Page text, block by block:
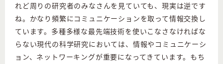
れど周りの研究者のみなさんを見ていても、現実は逆です
ね。かなり頻繁にコミュニケーションを取って情報交換し
ています。多種多様な最先端技術を使いこなさなければな
らない現代の科学研究においては、情報やコミュニケーシ
ョン、ネットワーキングが重要になってきています。もち